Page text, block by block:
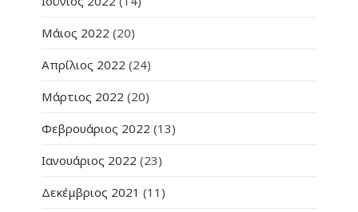
Μάιος 2022 (20)
Απρίλιος 2022 (24)
Μάρτιος 2022 (20)
Φεβρουάριος 2022 (13)
Ιανουάριος 2022 (23)
Δεκέμβριος 2021 (11)